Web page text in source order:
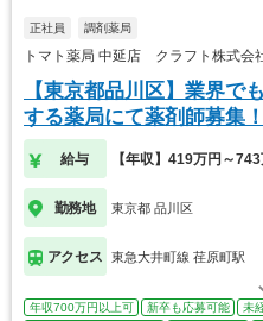
正社員 調剤薬局
トマト薬局 中延店 クラフト株式会
【東京都品川区】業界で
する薬局にて薬剤師募集！
給与 【年収】419万円～
勤務地 東京都 品川区
アクセス 東急大井町線 荏原町駅
年収700万円以上可 新卒も応募可能 未